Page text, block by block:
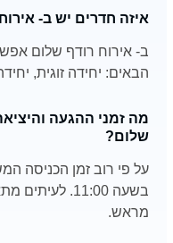
איזה חדרים יש ב-
ב- אירוח רודף שלום
הבאים: יחידה זוגית,
מה זמני ההגעה
שלום?
בשעה 11:00.
מראש.